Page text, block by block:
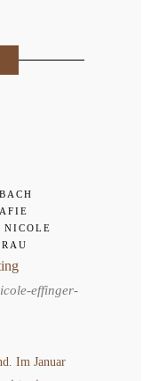
NICOLE
effinger-
Im Januar